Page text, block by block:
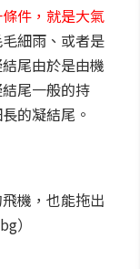
件，就是大氣
毛細雨、或者是
尾由於是由機
尾一般的持
的凝結尾。
機，也能拖出
）